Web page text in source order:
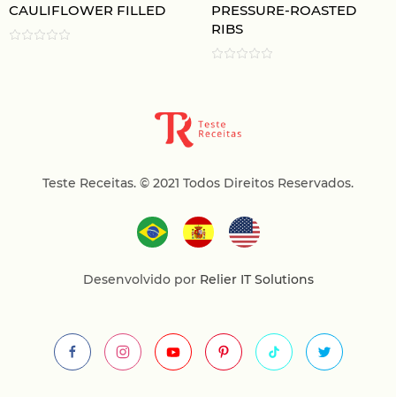
CAULIFLOWER FILLED
PRESSURE-ROASTED
RIBS
Teste Receitas. © 2021 Todos Direitos Reservados.
Desenvolvido porRelier IT Solutions